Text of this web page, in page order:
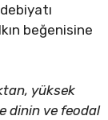
beğenisine
yüksek
dinin ve feodal